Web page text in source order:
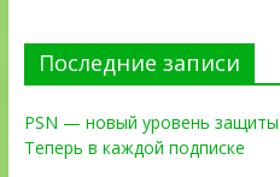
Последние записи
PSN — новый уровень защиты
Теперь в каждой подписке